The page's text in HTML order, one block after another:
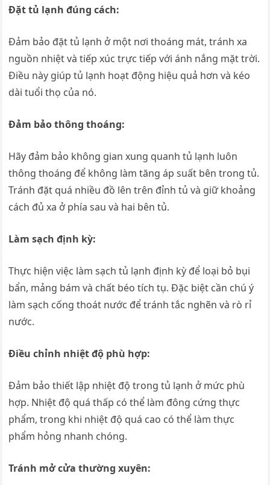
Đặt tủ lạnh đúng cách:
Đảm bảo đặt tủ lạnh ở một nơi thoáng mát, tránh xa
nguồn nhiệt và tiếp xúc trực tiếp với ánh nắng mặt trời.
Điều này giúp tủ lạnh hoạt động hiệu quả hơn và kéo
dài tuổi thọ của nó.
Đảm bảo thông thoáng:
Hãy đảm bảo không gian xung quanh tủ lạnh luôn
thông thoáng để không làm tăng áp suất bên trong tủ.
Tránh đặt quá nhiều đồ lên trên đỉnh tủ và giữ khoảng
cách đủ xa ở phía sau và hai bên tủ.
Làm sạch định kỳ:
Thực hiện việc làm sạch tủ lạnh định kỳ để loại bỏ bụi
bẩn, mảng bám và chất béo tích tụ. Đặc biệt cần chú ý
làm sạch cống thoát nước để tránh tắc nghẽn và rò rỉ
nước.
Điều chỉnh nhiệt độ phù hợp:
Đảm bảo thiết lập nhiệt độ trong tủ lạnh ở mức phù
hợp. Nhiệt độ quá thấp có thể làm đông cứng thực
phẩm, trong khi nhiệt độ quá cao có thể làm thực
phẩm hỏng nhanh chóng.
Tránh mở cửa thường xuyên: